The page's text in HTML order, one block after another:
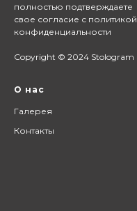
полностью подтверждаете
свое согласие с политикой
конфиденциальности
Copyright © 2024 Stologram
О нас
Галерея
Контакты